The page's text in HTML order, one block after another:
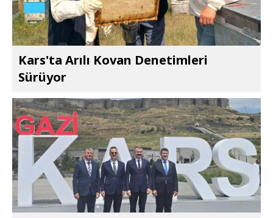
Kars'ta Arılı Kovan Denetimleri
Sürüyor